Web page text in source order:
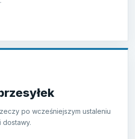
po wcześniejszym ustaleniu
dostawy.